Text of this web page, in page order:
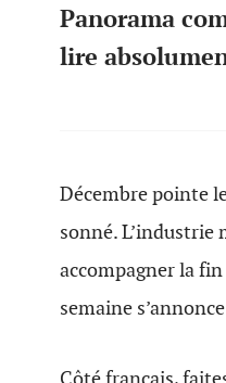
Panorama
lire
Décembre pointe
sonné. L’industrie
accompagner la
semaine